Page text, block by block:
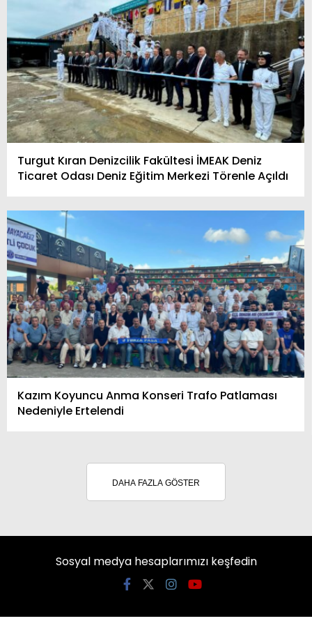
Turgut Kıran Denizcilik Fakültesi İMEAK Deniz
Ticaret Odası Deniz Eğitim Merkezi Törenle Açıldı
Kazım Koyuncu Anma Konseri Trafo Patlaması
Nedeniyle Ertelendi
DAHA FAZLA GÖSTER
Sosyal medya hesaplarımızı keşfedin